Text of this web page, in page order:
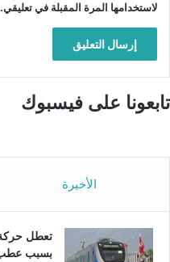
لاستخدامها المرة المقبلة في تعليقي.
تابعونا على فيسبوك
الأخيرة
تعطل
بسبب